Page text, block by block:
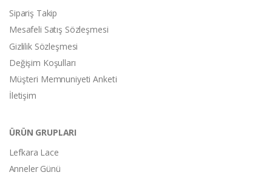
Sipariş Takip
Mesafeli Satış Sözleşmesi
Gizlilik Sözleşmesi
Değişim Koşulları
Müşteri Memnuniyeti Anketi
İletişim
ÜRÜN GRUPLARI
Lefkara Lace
Anneler Günü